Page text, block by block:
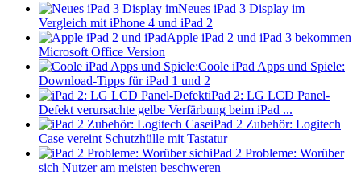
Neues iPad 3 Display im
Vergleich mit iPhone 4 und iPad 2
Apple iPad 2 und iPad 3 bekommen
Microsoft Office Version
Coole iPad Apps und Spiele:
Download-Tipps für iPad 1 und 2
iPad 2: LG LCD Panel-
Defekt verursachte gelbe Verfärbung beim iPad ...
iPad 2 Zubehör: Logitech
Case vereint Schutzhülle mit Tastatur
iPad 2 Probleme: Worüber
sich Nutzer am meisten beschweren